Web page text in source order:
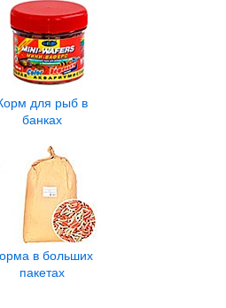
для рыб в
банках
в больших
пакетах